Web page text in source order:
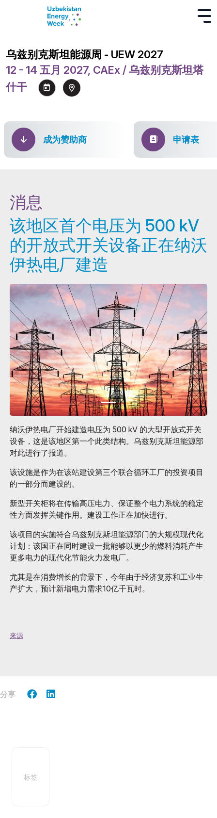
乌兹别克斯坦能源周 - UEW 2027
12 - 14 五月 2027, CAEx / 乌兹别克斯坦塔
什干
成为赞助商 申请表
消息
该地区首个电压为 500 kV
的开放式开关设备正在纳沃
伊热电厂建造
纳沃伊热电厂开始建造电压为 500 kV 的大型开放式开关
设备，这是该地区第一个此类结构。乌兹别克斯坦能源部
对此进行了报道。
该设施是作为在该站建设第三个联合循环工厂的投资项目
的一部分而建设的。
新型开关柜将在传输高压电力、保证整个电力系统的稳定
性方面发挥关键作用。建设工作正在加快进行。
该项目的实施符合乌兹别克斯坦能源部门的大规模现代化
计划：该国正在同时建设一批能够以更少的燃料消耗产生
更多电力的现代化节能火力发电厂。
尤其是在消费增长的背景下，今年由于经济复苏和工业生
产扩大，预计新增电力需求10亿千瓦时。
来源
分享
标签